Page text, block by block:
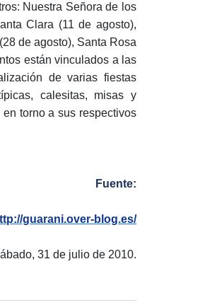
Nuestra Señora de los
Clara (11 de agosto),
de agosto), Santa Rosa
están vinculados a las
de varias fiestas
calesitas, misas y
torno a sus respectivos
Fuente:
guarani.over-blog.es/
31 de julio de 2010.